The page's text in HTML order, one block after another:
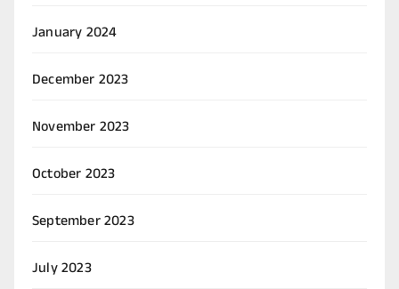
January 2024
December 2023
November 2023
October 2023
September 2023
July 2023